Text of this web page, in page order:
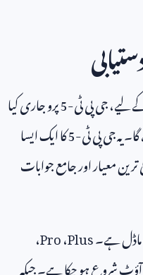
لیے، جی پی ٹی-5پرو جاری کیا
یہ جی پی ٹی-5کا ایک ایسا
معیار اور جامع جوابات
ہے۔Plus،Pro،
شروع ہو چکا ہے۔ جبکہ